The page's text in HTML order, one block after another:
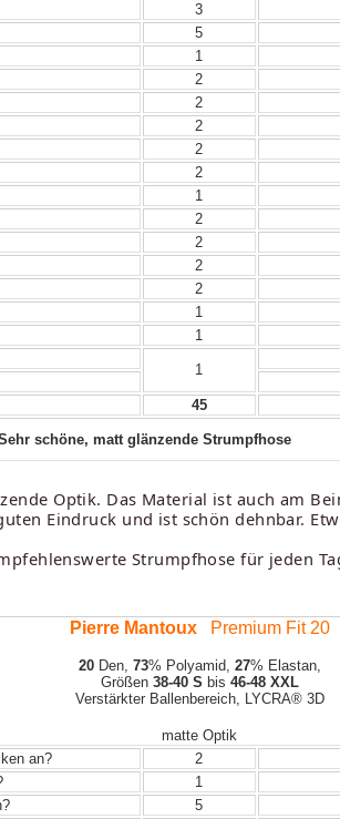
3
5
1
2
2
2
2
2
1
2
2
2
2
1
1
1
45
schöne, matt glänzende Strumpfhose
Optik. Das Material ist auch am
Eindruck und ist schön dehnbar.
Strumpfhose für jeden
Pierre MantouxPremium Fit 20
20Den, 73% Polyamid, 27% Elastan,
Größen 38-40 S bis 46-48 XXL
Verstärkter Ballenbereich, LYCRA® 3D
matte Optik
an? 2
1
5